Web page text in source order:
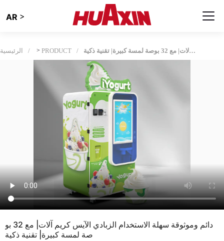
AR >
الرئيسية > PRODUCT دائم وموثوقة سهلة الاستخدام الزبادي الآيس كريم آلات| مع 32 بوصة لمسة كبيرة| تقنية ذكية
دائم وموثوقة سهلة الاستخدام الزبادي الآيس كريم آلات| مع 32 بو
صة لمسة كبيرة| تقنية ذكية